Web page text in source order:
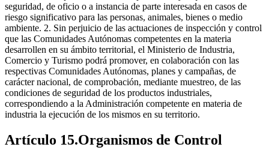
seguridad, de oficio o a instancia de parte interesada en casos de
riesgo significativo para las personas, animales, bienes o medio
ambiente. 2. Sin perjuicio de las actuaciones de inspección y control
que las Comunidades Autónomas competentes en la materia
desarrollen en su ámbito territorial, el Ministerio de Industria,
Comercio y Turismo podrá promover, en colaboración con las
respectivas Comunidades Autónomas, planes y campañas, de
carácter nacional, de comprobación, mediante muestreo, de las
condiciones de seguridad de los productos industriales,
correspondiendo a la Administración competente en materia de
industria la ejecución de los mismos en su territorio.
Artículo 15.Organismos de Control